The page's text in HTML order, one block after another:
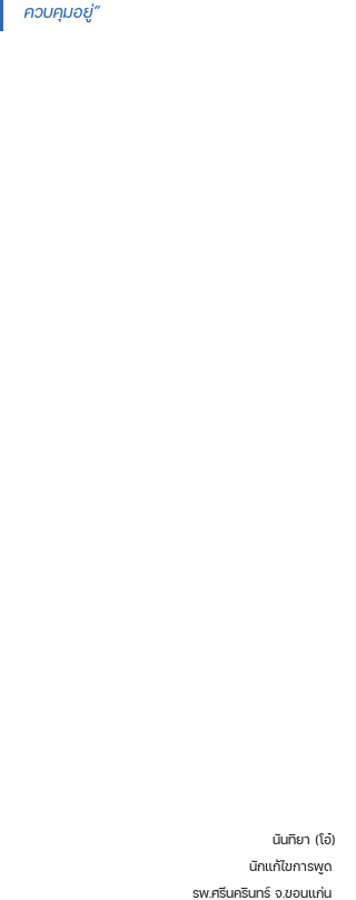
ควบคุมอยู่”
นันทิยา (โอ๋)
นักแก้ไขการพูด
รพ.ศรีนครินทร์ จ.ขอนแก่น